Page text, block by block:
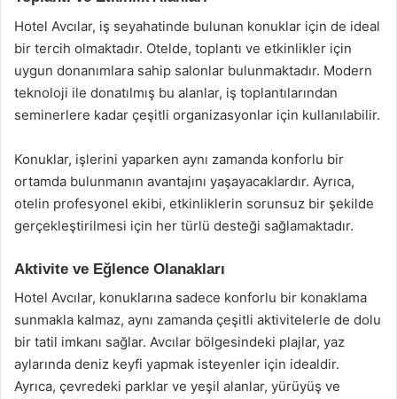
Hotel Avcılar, iş seyahatinde bulunan konuklar için de ideal
bir tercih olmaktadır. Otelde, toplantı ve etkinlikler için
uygun donanımlara sahip salonlar bulunmaktadır. Modern
teknoloji ile donatılmış bu alanlar, iş toplantılarından
seminerlere kadar çeşitli organizasyonlar için kullanılabilir.
Konuklar, işlerini yaparken aynı zamanda konforlu bir
ortamda bulunmanın avantajını yaşayacaklardır. Ayrıca,
otelin profesyonel ekibi, etkinliklerin sorunsuz bir şekilde
gerçekleştirilmesi için her türlü desteği sağlamaktadır.
Aktivite ve Eğlence Olanakları
Hotel Avcılar, konuklarına sadece konforlu bir konaklama
sunmakla kalmaz, aynı zamanda çeşitli aktivitelerle de dolu
bir tatil imkanı sağlar. Avcılar bölgesindeki plajlar, yaz
aylarında deniz keyfi yapmak isteyenler için idealdir.
Ayrıca, çevredeki parklar ve yeşil alanlar, yürüyüş ve